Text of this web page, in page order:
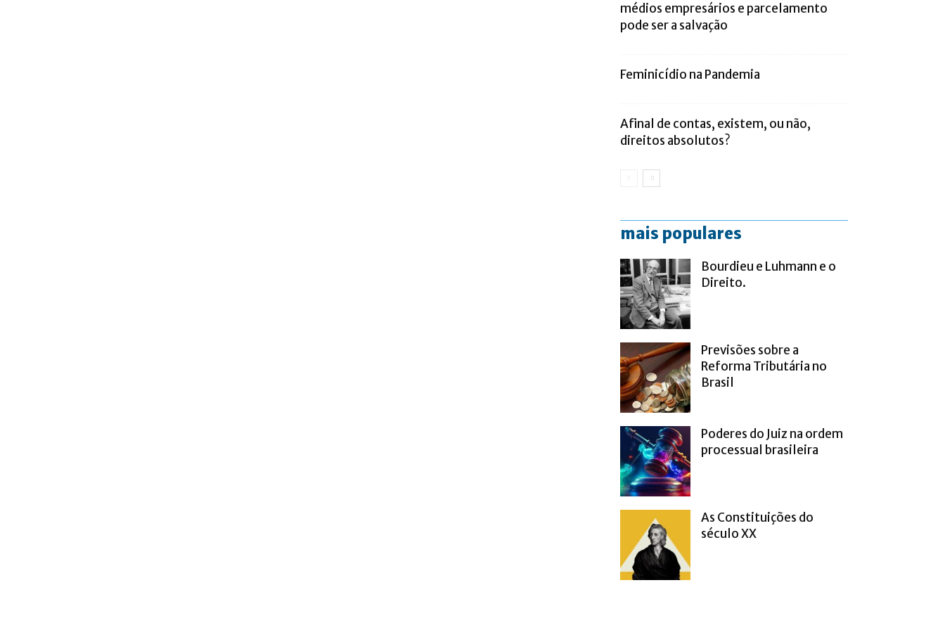
médios empresários e parcelamento
pode ser a salvação
Feminicídio na Pandemia
Afinal de contas, existem, ou não,
direitos absolutos?
mais populares
Bourdieu e Luhmann e o
Direito.
Previsões sobre a
Reforma Tributária no
Brasil
Poderes do Juiz na ordem
processual brasileira
As Constituições do
século XX